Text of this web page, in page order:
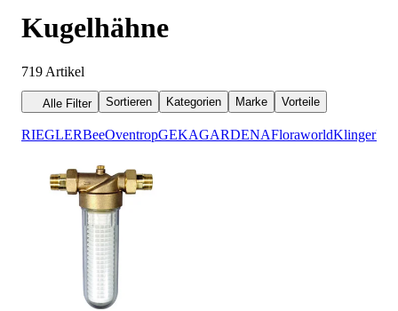
Kugelhähne
719 Artikel
Alle Filter Sortieren Kategorien Marke Vorteile
RIEGLERBeeOventropGEKAGARDENAFloraworldKlinger